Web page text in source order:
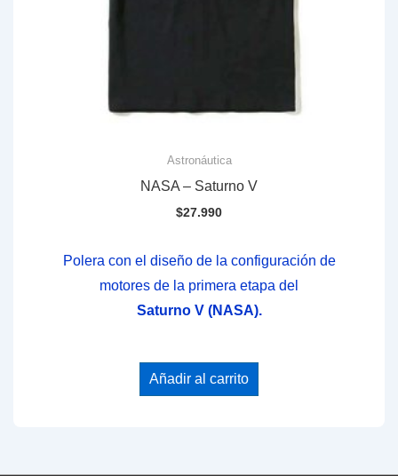
Astronáutica
NASA – Saturno V
$27.990
Polera con el diseño de la configuración de
motores de la primera etapa del
Saturno V (NASA).
Añadir al carrito